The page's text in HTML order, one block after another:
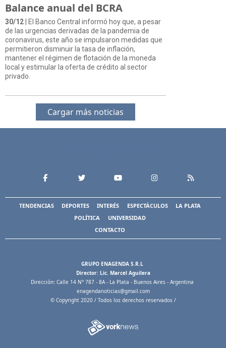
Balance anual del BCRA
30/12 | El Banco Central informó hoy que, a pesar
de las urgencias derivadas de la pandemia de
coronavirus, este año se impulsaron medidas que
permitieron disminuir la tasa de inflación,
mantener el régimen de flotación de la moneda
local y estimular la oferta de crédito al sector
privado.
Cargar más noticias
TENDENCIAS DEPORTES INTERÉS ESPECTÁCULOS
LA PLATA
POLÍTICA
UNIVERSIDAD
CONTACTO
GRUPO ENAGENDA S.R.L
Director: Lic. Marcel Aguilera
Dirección: Calle 14 N° 787 - 8A - La Plata - Buenos Aires - Argentina
enagendanoticias@gmail.com
© Copyright 2020 / Todos los derechos reservados /